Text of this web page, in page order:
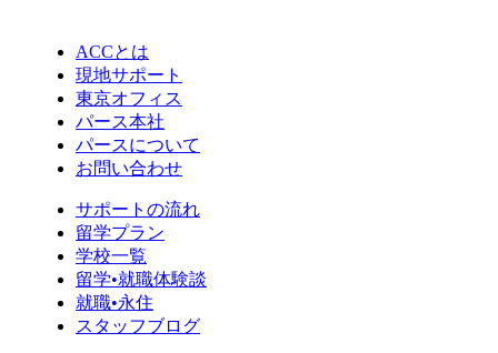
ACCとは
現地サポート
東京オフィス
パース本社
パースについて
お問い合わせ
サポートの流れ
留学プラン
学校一覧
留学•就職体験談
就職•永住
スタッフブログ